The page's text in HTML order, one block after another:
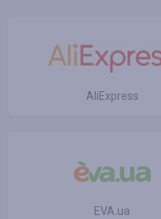
AliExpress
EVA.ua